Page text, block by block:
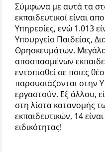
Σύμφωνα με αυτά τα
εκπαιδευτικοί είναι
Υπηρεσίες, ενώ 1.013
Υπουργείο Παιδείας,
Θρησκευμάτων.
αποσπασμένων
εντοπισθεί σε ποιες
παρουσιάζονται στην
εργαστούν. Εξ άλλου,
στη λίστα κατανομής
εκπαιδευτικών, 14
ειδικότητας!